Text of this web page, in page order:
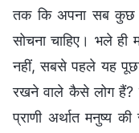
तक कि अपना सब कुछ
सोचना चाहिए। भले ही
नहीं, सबसे पहले यह पूछा
रखने वाले कैसे लोग हैं?
प्राणी अर्थात मनुष्य